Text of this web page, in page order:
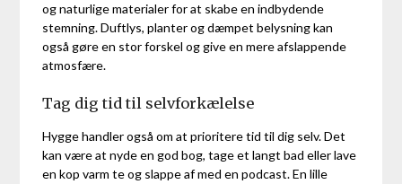
og naturlige materialer for at skabe en indbydende
stemning. Duftlys, planter og dæmpet belysning kan
også gøre en stor forskel og give en mere afslappende
atmosfære.
Tag dig tid til selvforkælelse
Hygge handler også om at prioritere tid til dig selv. Det
kan være at nyde en god bog, tage et langt bad eller lave
en kop varm te og slappe af med en podcast. En lille